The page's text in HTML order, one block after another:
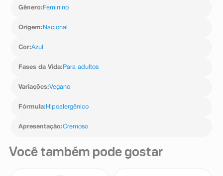
um palitinho e aplique mais uma camada se achar
Gênero: Feminino
Origem: Nacional
Cor:Azul
Fases da Vida: Para adultos
Variações:Vegano
Fórmula: Hipoalergênico
Apresentação:Cremoso
Você também pode gostar